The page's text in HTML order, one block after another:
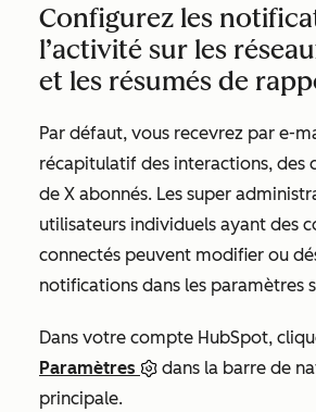
Configurez les
l’activité sur les
et les résumés de
Par défaut, vous recevrez par e-
récapitulatif des interactions, des
de X abonnés. Les super
utilisateurs individuels ayant des
connectés peuvent modifier ou
notifications dans les paramètres
Dans votre compte HubSpot,
Paramètres
dans la barre de
principale.